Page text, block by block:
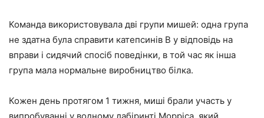
Команда використовувала дві групи мишей: одна група
не здатна була справити катепсинів B у відповідь на
вправи і сидячий спосіб поведінки, в той час як інша
група мала нормальне виробництво білка.
Кожен день протягом 1 тижня, миші брали участь у